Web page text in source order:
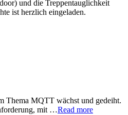
und die Treppentauglichkeit
ist herzlich eingeladen.
Thema MQTT wächst und gedeiht.
mit …Read more